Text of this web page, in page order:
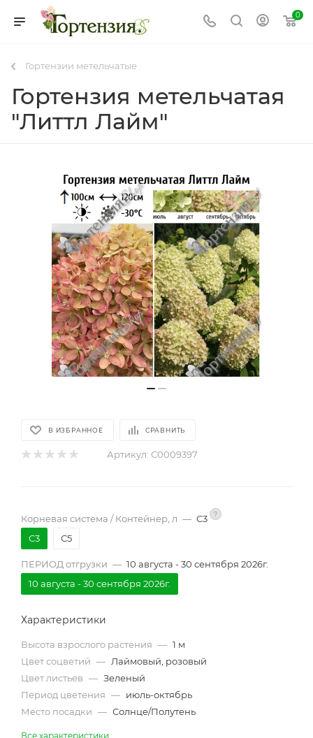
0
Гортензии метельчатые
Гортензия метельчатая
"Литтл Лайм"
В ИЗБРАННОЕ СРАВНИТЬ
Артикул: С0009397
Корневая система / Контейнер, л — С3 ?
С3 С5
ПЕРИОД отгрузки — 10 августа - 30 сентября 2026г.
10 августа - 30 сентября 2026г.
Характеристики
Высота взрослого растения — 1 м
Цвет соцветий — Лаймовый, розовый
Цвет листьев — Зеленый
Период цветения — июль-октябрь
Место посадки — Солнце/Полутень
Все характеристики